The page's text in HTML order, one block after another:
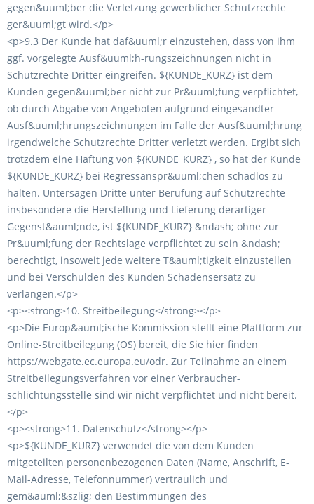
gegen&uuml;ber die Verletzung gewerblicher Schutzrechte
ger&uuml;gt wird.</p>
<p>9.3 Der Kunde hat daf&uuml;r einzustehen, dass von ihm
ggf. vorgelegte Ausf&uuml;h-rungszeichnungen nicht in
Schutzrechte Dritter eingreifen. ${KUNDE_KURZ} ist dem
Kunden gegen&uuml;ber nicht zur Pr&uuml;fung verpflichtet,
ob durch Abgabe von Angeboten aufgrund eingesandter
Ausf&uuml;hrungszeichnungen im Falle der Ausf&uuml;hrung
irgendwelche Schutzrechte Dritter verletzt werden. Ergibt sich
trotzdem eine Haftung von ${KUNDE_KURZ} , so hat der Kunde
${KUNDE_KURZ} bei Regressanspr&uuml;chen schadlos zu
halten. Untersagen Dritte unter Berufung auf Schutzrechte
insbesondere die Herstellung und Lieferung derartiger
Gegenst&auml;nde, ist ${KUNDE_KURZ} &ndash; ohne zur
Pr&uuml;fung der Rechtslage verpflichtet zu sein &ndash;
berechtigt, insoweit jede weitere T&auml;tigkeit einzustellen
und bei Verschulden des Kunden Schadensersatz zu
verlangen.</p>
<p><strong>10. Streitbeilegung</strong></p>
<p>Die Europ&auml;ische Kommission stellt eine Plattform zur
Online-Streitbeilegung (OS) bereit, die Sie hier finden
https://webgate.ec.europa.eu/odr. Zur Teilnahme an einem
Streitbeilegungsverfahren vor einer Verbraucher-
schlichtungsstelle sind wir nicht verpflichtet und nicht bereit.
</p>
<p><strong>11. Datenschutz</strong></p>
<p>${KUNDE_KURZ} verwendet die von dem Kunden
mitgeteilten personenbezogenen Daten (Name, Anschrift, E-
Mail-Adresse, Telefonnummer) vertraulich und
gem&auml;&szlig; den Bestimmungen des